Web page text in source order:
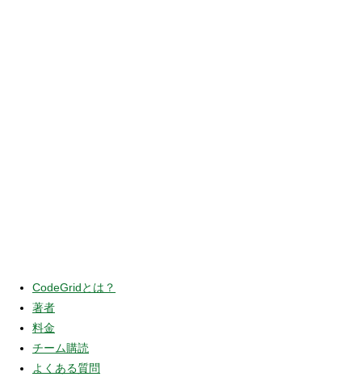
CodeGridとは？
著者
料金
チーム購読
よくある質問